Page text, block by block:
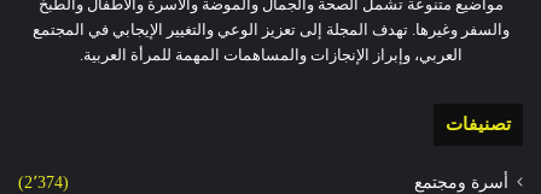
مواضيع متنوعة تشمل الصحة والجمال والموضة والأسرة والأطفال والطبخ
والسفر وغيرها. تهدف المجلة إلى تعزيز الوعي والتغيير الإيجابي في المجتمع
العربي، وإبراز الإنجازات والمساهمات المهمة للمرأة العربية.
تصنيفات
أسرة ومجتمع (2٬374)